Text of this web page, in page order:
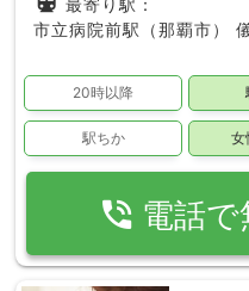
最寄り駅：
市立病院前駅（那覇市）
20時以降
駅ちか 女
phone_in_talk 電話で